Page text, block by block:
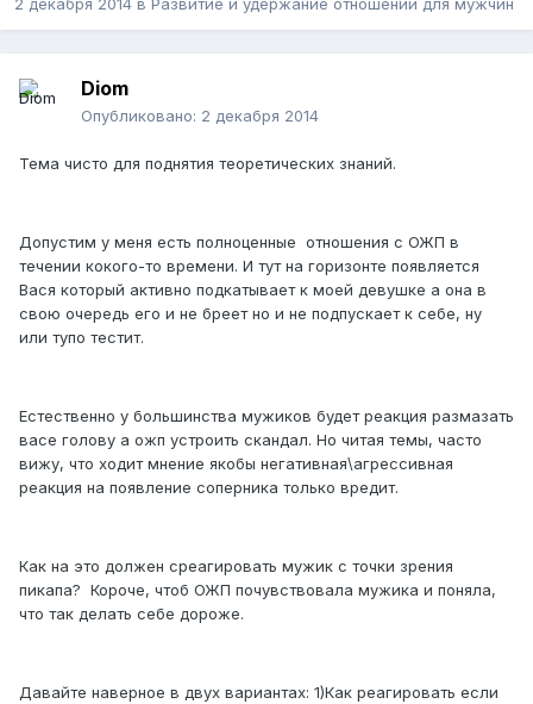
Diom
Опубликовано: 2 декабря 2014
Тема чисто для поднятия теоретических знаний.
Допустим у меня есть полноценные отношения с ОЖП в
течении кокого-то времени. И тут на горизонте появляется
Вася который активно подкатывает к моей девушке а она в
свою очередь его и не бреет но и не подпускает к себе, ну
или тупо тестит.
Естественно у большинства мужиков будет реакция размазать
васе голову а ожп устроить скандал. Но читая темы, часто
вижу, что ходит мнение якобы негативная\агрессивная
реакция на появление соперника только вредит.
Как на это должен среагировать мужик с точки зрения
пикапа? Короче, чтоб ОЖП почувствовала мужика и поняла,
что так делать себе дороже.
Давайте наверное в двух вариантах: 1)Как реагировать если